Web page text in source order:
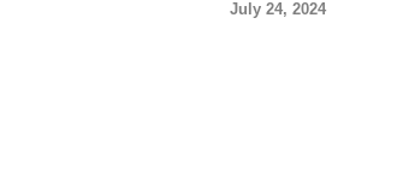
July 24, 2024